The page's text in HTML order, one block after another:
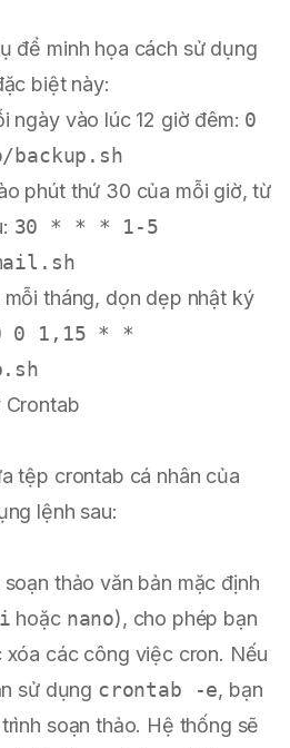
để minh họa cách sử dụng
biệt này:
ngày vào lúc 12 giờ đêm: 0
phút thứ 30 của mỗi giờ, từ
30 * * * 1-5
mỗi tháng, dọn dẹp nhật ký
0 1,15 * *
Crontab
tệp crontab cá nhân của
lệnh sau:
thảo văn bản mặc định
hoặc nano), cho phép bạn
xóa các công việc cron. Nếu
sử dụng crontab -e, bạn
soạn thảo. Hệ thống sẽ